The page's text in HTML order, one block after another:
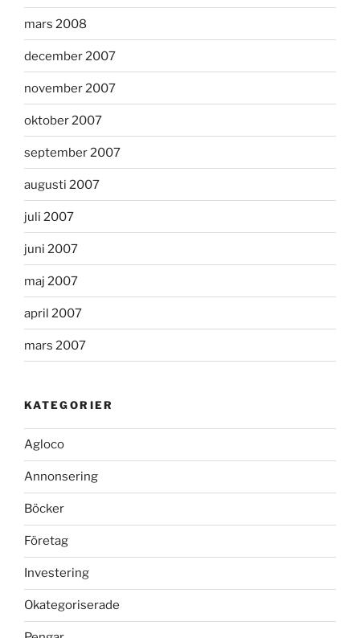
mars 2008
december 2007
november 2007
oktober 2007
september 2007
augusti 2007
juli 2007
juni 2007
maj 2007
april 2007
mars 2007
KATEGORIER
Agloco
Annonsering
Böcker
Företag
Investering
Okategoriserade